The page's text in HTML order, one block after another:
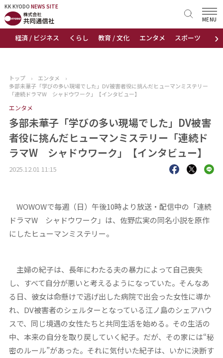
KK KYODO NEWS SITE
›
経済 / ビジネス くらし 教育 / 文化 エンタメ スポーツ 地域
MENU
KK KYODONEWS SITE
トップページ
ニュース
おすすめコンテンツ
出版物
会社概要
トップ › エンタメ
›
多部未華子「学びの多い現場でした」DV被害者役に挑んだヒューマンミステリー
「連続ドラマW シャドウワーク」【インタビュー】
エンタメ
多部未華子「学びの多い現場でした」DV被害
者役に挑んだヒューマンミステリー「連続ド
ラマW シャドウワーク」【インタビュー】
2025.12.01 11:15
WOWOWで毎週（日）午後10時より放送・配信中の「連続
ドラマW シャドウワーク」は、佐野広実の同名小説を原作
にしたヒューマンミステリー。
主婦の紀子は、長年にわたる夫の暴力によって自己喪失
し、すべて自分が悪いと考えるようになっていた。そんなあ
る日、彼女は命懸けで逃げ出した病院で出会った女性に導か
れ、DV被害者のシェルターとなっている江ノ島のシェアハウ
スで、同じ境遇の女性たちと共同生活を始める。その生活の
中、本来の自分を取り戻していく紀子。だが、その家には“秘
密のルール”があった。それに気付いた紀子は、いかに決断す